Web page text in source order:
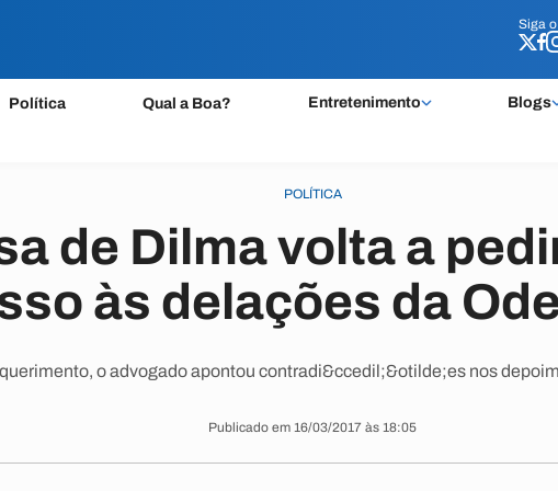
Siga o
Política Qual a Boa? Entretenimento Blogs
Siga o
POLÍTICA
de Dilma volta a
às delações da
o advogado apontou contradi&ccedil;&otilde;es nos
Publicado em 16/03/2017 às 18:05